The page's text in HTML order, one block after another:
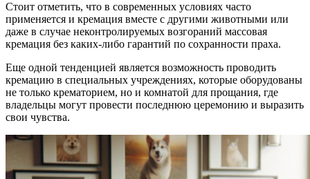
Стоит отметить, что в современных условиях часто
применяется и кремация вместе с другими животными или
даже в случае неконтролируемых возгораний массовая
кремация без каких-либо гарантий по сохранности праха.
Еще одной тенденцией является возможность проводить
кремацию в специальных учреждениях, которые оборудованы
не только крематорием, но и комнатой для прощания, где
владельцы могут провести последнюю церемонию и выразить
свои чувства.